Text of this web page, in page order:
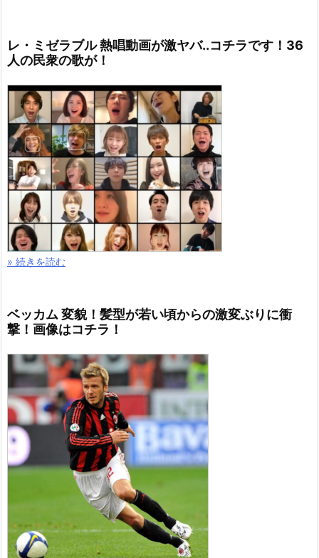
レ・ミゼラブル 熱唱動画が激ヤバ..コチラです！36
人の民衆の歌が！
» 続きを読む
ベッカム 変貌！髪型が若い頃からの激変ぶりに衝
撃！画像はコチラ！